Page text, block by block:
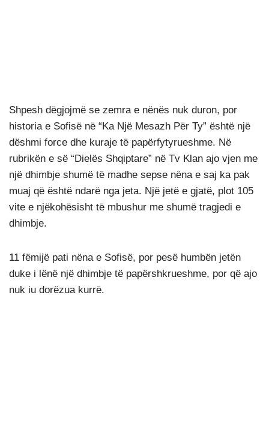
Shpesh dëgjojmë se zemra e nënës nuk duron, por
historia e Sofisë në “Ka Një Mesazh Për Ty” është një
dëshmi force dhe kuraje të papërfytyrueshme. Në
rubrikën e së “Dielës Shqiptare” në Tv Klan ajo vjen me
një dhimbje shumë të madhe sepse nëna e saj ka pak
muaj që është ndarë nga jeta. Një jetë e gjatë, plot 105
vite e njëkohësisht të mbushur me shumë tragjedi e
dhimbje.
11 fëmijë pati nëna e Sofisë, por pesë humbën jetën
duke i lënë një dhimbje të papërshkrueshme, por që ajo
nuk iu dorëzua kurrë.